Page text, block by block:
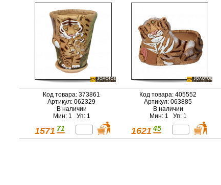
Код товара: 373861
Артикул: 062329
В наличии
Мин: 1 Уп: 1
1571 71
Код товара: 405552
Артикул: 063885
В наличии
Мин: 1 Уп: 1
1621 45